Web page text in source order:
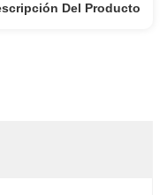
Del Producto